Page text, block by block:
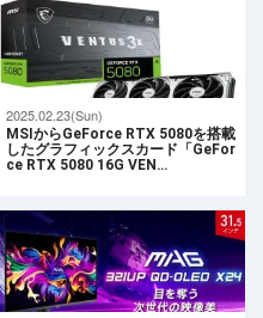
2025.02.23(Sun)
MSIからGeForce RTX 5080を搭載
したグラフィックスカード「GeFor
ce RTX 5080 16G VEN…